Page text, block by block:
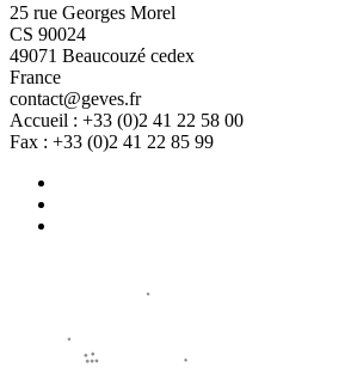
25 rue Georges Morel
CS 90024
49071 Beaucouzé cedex
France
contact@geves.fr
Accueil : +33 (0)2 41 22 58 00
Fax : +33 (0)2 41 22 85 99